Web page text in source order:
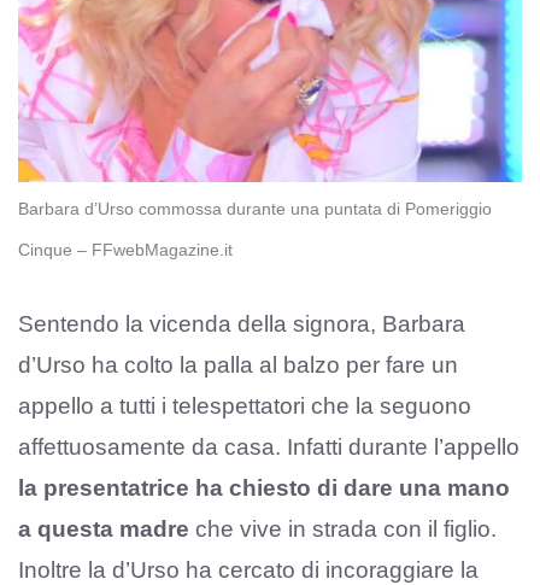
Barbara d’Urso commossa durante una puntata di Pomeriggio
Cinque – FFwebMagazine.it
Sentendo la vicenda della signora, Barbara
d’Urso ha colto la palla al balzo per fare un
appello a tutti i telespettatori che la seguono
affettuosamente da casa. Infatti durante l’appello
la presentatrice ha chiesto di dare una mano
a questa madre che vive in strada con il figlio.
Inoltre la d’Urso ha cercato di incoraggiare la